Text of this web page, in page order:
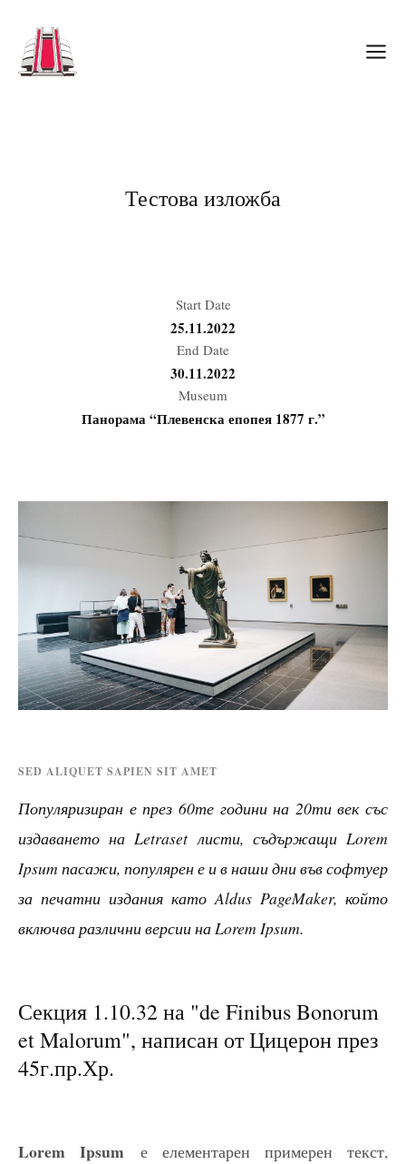
Тестова изложба
Start Date
25.11.2022
End Date
30.11.2022
Museum
Панорама “Плевенска епопея 1877 г.”
SED ALIQUET SAPIEN SIT AMET
Популяризиран е през 60те години на 20ти век със
издаването на Letraset листи, съдържащи Lorem
Ipsum пасажи, популярен е и в наши дни във софтуер
за печатни издания като Aldus PageMaker, който
включва различни версии на Lorem Ipsum.
Секция 1.10.32 на "de Finibus Bonorum
et Malorum", написан от Цицерон през
45г.пр.Хр.
Lorem Ipsum е елементарен примерен текст,